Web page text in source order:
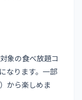
象の食べ放題コ
なります。一部
から楽しめま